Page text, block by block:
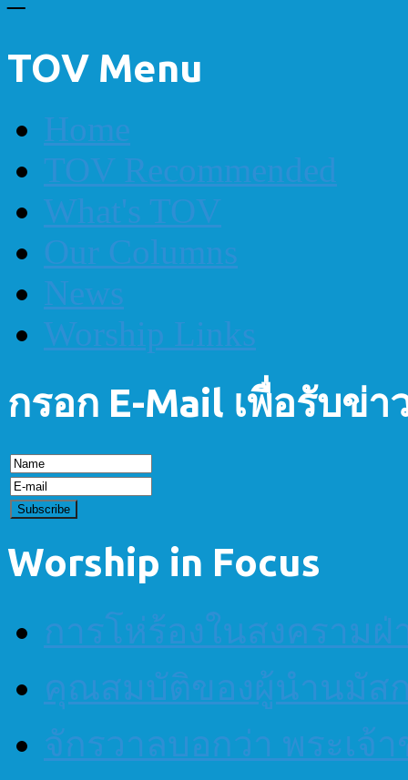
TOV Menu
Home
TOV Recommended
What's TOV
Our Columns
News
Worship Links
กรอก E-Mail เพื่อรับข่า
Worship in Focus
การโห่ร้องในสงคราม
คุณสมบัติของผู้นำนมัส
จักรวาลบอกว่า พระเจ้